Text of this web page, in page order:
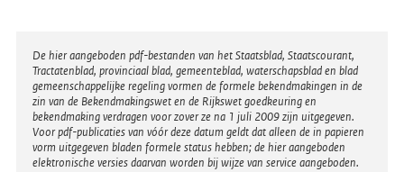
Disclaimer
De hier aangeboden pdf-bestanden van het Staatsblad, Staatscourant,
Tractatenblad, provinciaal blad, gemeenteblad, waterschapsblad en blad
gemeenschappelijke regeling vormen de formele bekendmakingen in de
zin van de Bekendmakingswet en de Rijkswet goedkeuring en
bekendmaking verdragen voor zover ze na 1 juli 2009 zijn uitgegeven.
Voor pdf-publicaties van vóór deze datum geldt dat alleen de in papieren
vorm uitgegeven bladen formele status hebben; de hier aangeboden
elektronische versies daarvan worden bij wijze van service aangeboden.